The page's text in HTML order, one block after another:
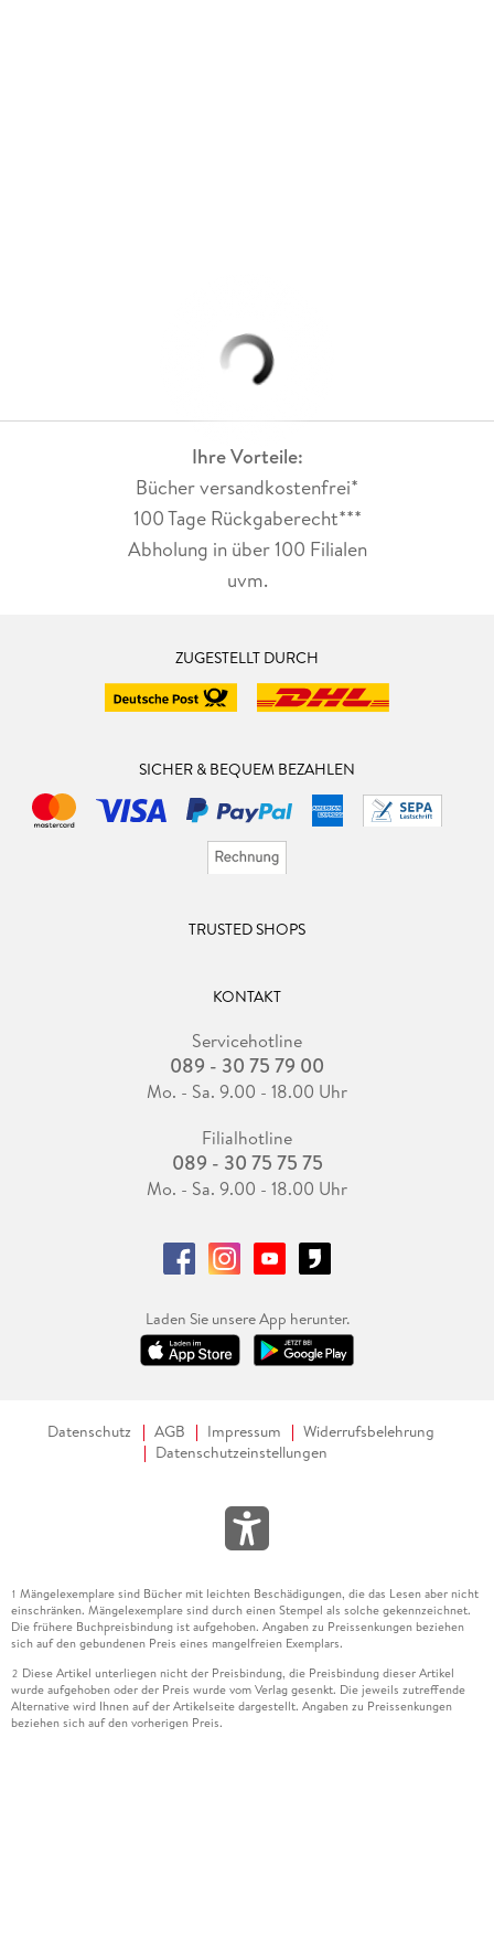
Ihre Vorteile:
Bücher versandkostenfrei*
100 Tage Rückgaberecht***
Abholung in über 100 Filialen
uvm.
ZUGESTELLT DURCH
SICHER & BEQUEM BEZAHLEN
TRUSTED SHOPS
KONTAKT
Servicehotline
089 - 30 75 79 00
Mo. - Sa. 9.00 - 18.00 Uhr
Filialhotline
089 - 30 75 75 75
Mo. - Sa. 9.00 - 18.00 Uhr
Laden Sie unsere App herunter.
Datenschutz AGB Impressum
Widerrufsbelehrung
Datenschutzeinstellungen
1 Mängelexemplare sind Bücher mit leichten Beschädigungen, die das Lesen aber nicht
einschränken. Mängelexemplare sind durch einen Stempel als solche gekennzeichnet.
Die frühere Buchpreisbindung ist aufgehoben. Angaben zu Preissenkungen beziehen
sich auf den gebundenen Preis eines mangelfreien Exemplars.
2 Diese Artikel unterliegen nicht der Preisbindung, die Preisbindung dieser Artikel
wurde aufgehoben oder der Preis wurde vom Verlag gesenkt. Die jeweils zutreffende
Alternative wird Ihnen auf der Artikelseite dargestellt. Angaben zu Preissenkungen
beziehen sich auf den vorherigen Preis.